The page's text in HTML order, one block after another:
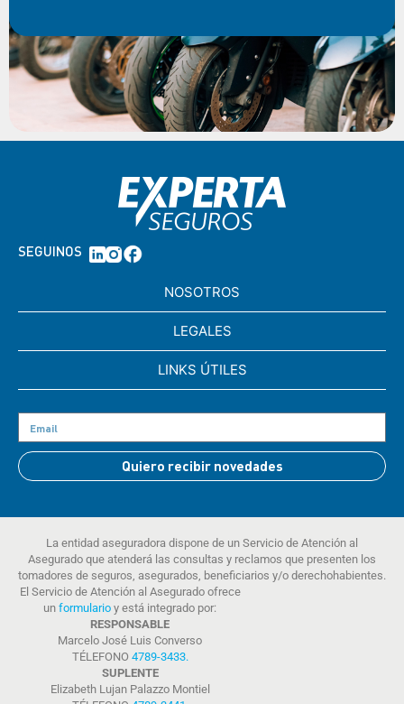
SEGUINOS
NOSOTROS
LEGALES
LINKS ÚTILES
Quiero recibir novedades
La entidad aseguradora dispone de un Servicio de Atención al
Asegurado que atenderá las consultas y reclamos que presenten los
tomadores de seguros, asegurados, beneficiarios y/o derechohabientes.
El Servicio de Atención al Asegurado ofrece
un formulario y está integrado por:
RESPONSABLE
Marcelo José Luis Converso
TÉLEFONO 4789-3433.
SUPLENTE
Elizabeth Lujan Palazzo Montiel